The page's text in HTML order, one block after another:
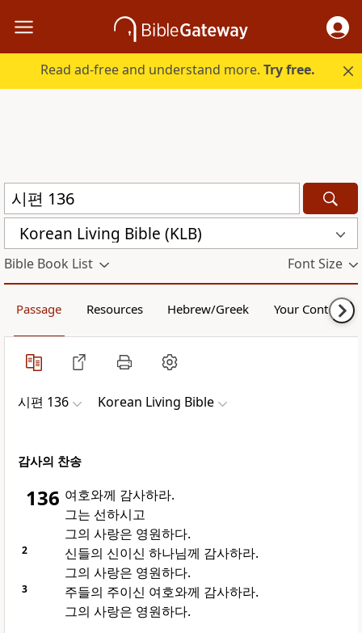
Read ad-free and understand more.Try free.
Korean Living Bible (KLB)
Bible Book List Font Size
Passage Resources Hebrew/Greek Your Content
시편 136 Korean Living Bible
감사의 찬송
136 여호와께 감사하라.
그는 선하시고
그의 사랑은 영원하다.
2
신들의 신이신 하나님께 감사하라.
그의 사랑은 영원하다.
3
주들의 주이신 여호와께 감사하라.
그의 사랑은 영원하다.